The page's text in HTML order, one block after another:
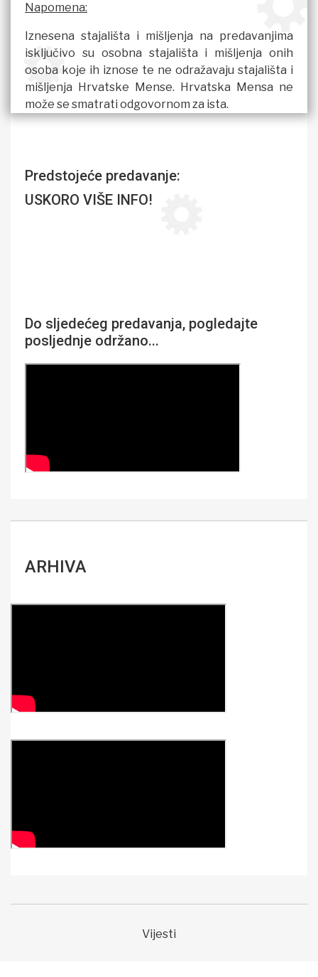
Napomena:
Iznesena stajališta i mišljenja na predavanjima
isključivo su osobna stajališta i mišljenja onih
osoba koje ih iznose te ne odražavaju stajališta i
mišljenja Hrvatske Mense. Hrvatska Mensa ne
može se smatrati odgovornom za ista.
Predstojeće predavanje:
USKORO VIŠE INFO!
Do sljedećeg predavanja, pogledajte
posljednje održano...
ARHIVA
Vijesti